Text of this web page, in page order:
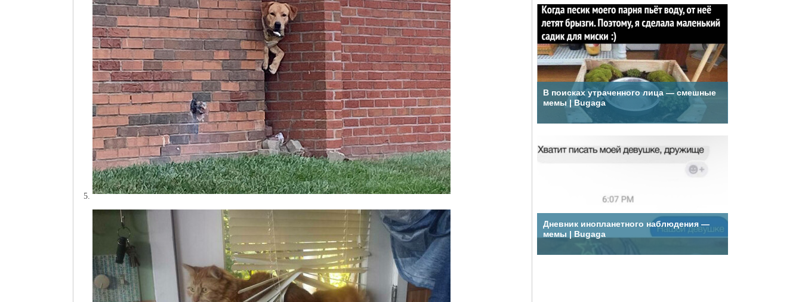
В поисках утраченного лица — смешные
мемы | Bugaga
Дневник инопланетного наблюдения —
мемы | Bugaga